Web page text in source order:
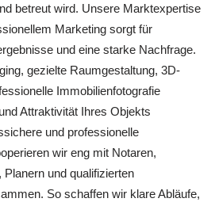
betreut wird. Unsere Marktexpertise
Marketing sorgt für
und eine starke Nachfrage.
gezielte Raumgestaltung, 3D-
Immobilienfotografie
Attraktivität Ihres Objekts
und professionelle
wir eng mit Notaren,
und qualifizierten
So schaffen wir klare Abläufe,